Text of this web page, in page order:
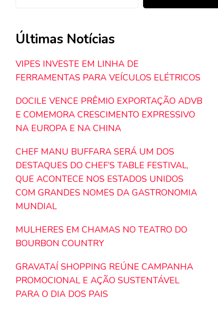
Últimas Notícias
VIPES INVESTE EM LINHA DE
FERRAMENTAS PARA VEÍCULOS ELÉTRICOS
DOCILE VENCE PRÊMIO EXPORTAÇÃO ADVB
E COMEMORA CRESCIMENTO EXPRESSIVO
NA EUROPA E NA CHINA
CHEF MANU BUFFARA SERÁ UM DOS
DESTAQUES DO CHEF’S TABLE FESTIVAL,
QUE ACONTECE NOS ESTADOS UNIDOS
COM GRANDES NOMES DA GASTRONOMIA
MUNDIAL
MULHERES EM CHAMAS NO TEATRO DO
BOURBON COUNTRY
GRAVATAÍ SHOPPING REÚNE CAMPANHA
PROMOCIONAL E AÇÃO SUSTENTÁVEL
PARA O DIA DOS PAIS